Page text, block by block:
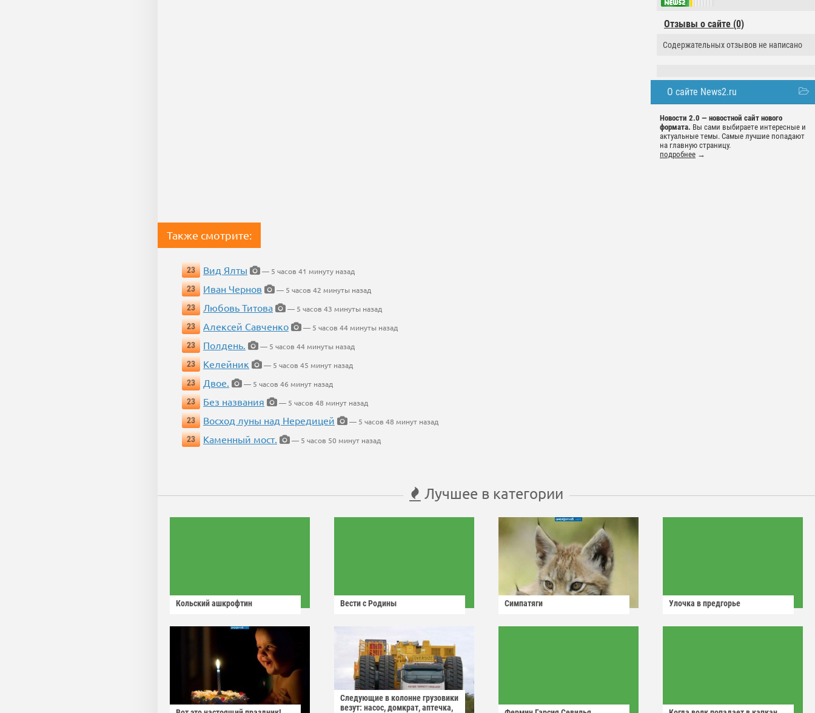
Отзывы о сайте (0)
Содержательных отзывов не написано
О сайте News2.ru
Новости 2.0 — новостной сайт нового
формата. Вы сами выбираете интересные и
актуальные темы. Самые лучшие попадают
на главную страницу.
подробнее →
Также смотрите:
23 Вид Ялты
— 5 часов 41 минуту назад
23
Иван Чернов
— 5 часов 42 минуты назад
23
Любовь Титова
— 5 часов 43 минуты назад
23
Алексей Савченко
— 5 часов 44 минуты назад
23
Полдень.
— 5 часов 44 минуты назад
23
Келейник
— 5 часов 45 минут назад
23
Двое.
— 5 часов 46 минут назад
23
Без названия
— 5 часов 48 минут назад
23
Восход луны над Нередицей
— 5 часов 48 минут назад
23
Каменный мост. — 5 часов 50 минут назад
Лучшее в категории
Кольский ашкрофтин Вести с Родины Симпатяги Улочка в предгорье
Следующие в колонне грузовики
везут: насос, домкрат, аптечка,